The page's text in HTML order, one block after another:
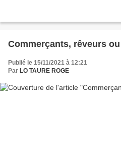
Commerçants, rêveurs
Publié le 15/11/2021 à 12:21
Par LO TAURE ROGE